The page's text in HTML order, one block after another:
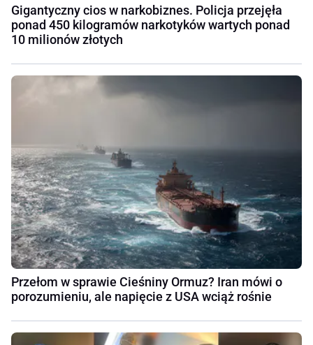
Gigantyczny cios w narkobiznes. Policja przejęła
ponad 450 kilogramów narkotyków wartych ponad
10 milionów złotych
Przełom w sprawie Cieśniny Ormuz? Iran mówi o
porozumieniu, ale napięcie z USA wciąż rośnie